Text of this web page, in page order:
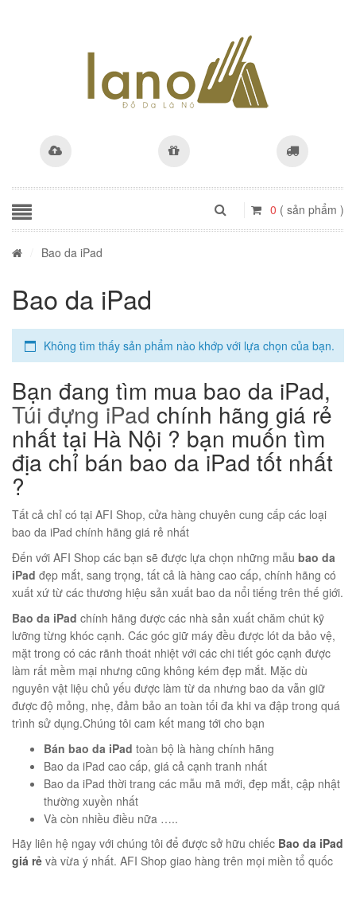
0 ( sản phẩm )
Bao da iPad
Bao da iPad
Không tìm thấy sản phẩm nào khớp với lựa chọn của bạn.
Bạn đang tìm mua bao da iPad,
Túi đựng iPad chính hãng giá rẻ
nhất tại Hà Nội ? bạn muốn tìm
địa chỉ bán bao da iPad tốt nhất
?
Tất cả chỉ có tại AFI Shop, cửa hàng chuyên cung cấp các loại
bao da iPad chính hãng giá rẻ nhất
Đến với AFI Shop các bạn sẽ được lựa chọn những mẫu bao da
iPad đẹp mắt, sang trọng, tất cả là hàng cao cấp, chính hãng có
xuất xứ từ các thương hiệu sản xuất bao da nổi tiếng trên thế giới.
Bao da iPad chính hãng được các nhà sản xuất chăm chút kỹ
lưỡng từng khóc cạnh. Các góc giữ máy đều được lót da bảo vệ,
mặt trong có các rãnh thoát nhiệt với các chi tiết góc cạnh được
làm rất mềm mại nhưng cũng không kém đẹp mắt. Mặc dù
nguyên vật liệu chủ yếu được làm từ da nhưng bao da vẫn giữ
được độ mỏng, nhẹ, đảm bảo an toàn tối đa khi va đập trong quá
trình sử dụng.Chúng tôi cam kết mang tới cho bạn
Bán bao da iPad toàn bộ là hàng chính hãng
Bao da iPad cao cấp, giá cả cạnh tranh nhất
Bao da iPad thời trang các mẫu mã mới, đẹp mắt, cập nhật
thường xuyền nhất
Và còn nhiều điều nữa …..
Hãy liên hệ ngay với chúng tôi để được sở hữu chiếc Bao da iPad
giá rẻ và vừa ý nhất. AFI Shop giao hàng trên mọi miền tổ quốc